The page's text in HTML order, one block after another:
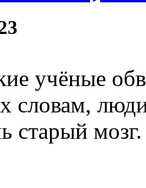
учёные
словам,
старый мозг.